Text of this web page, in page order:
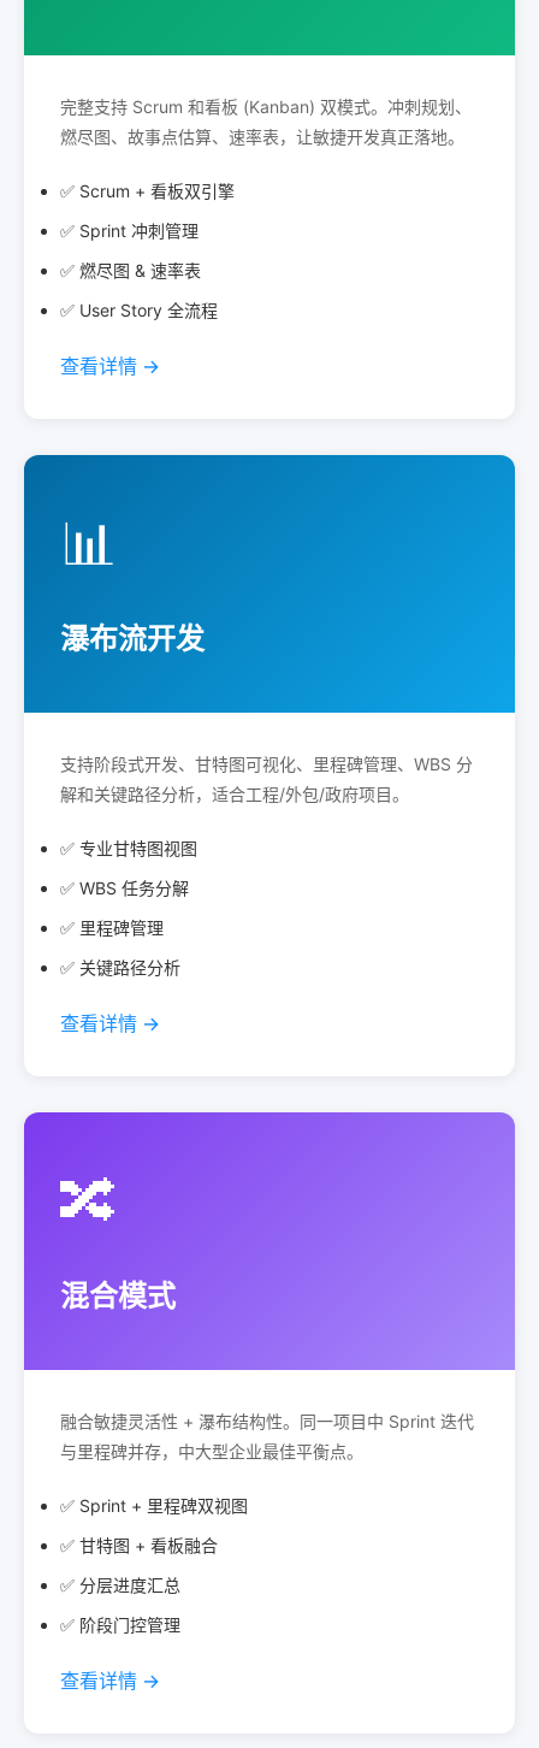
完整支持 Scrum 和看板 (Kanban) 双模式。冲刺规划、
燃尽图、故事点估算、速率表，让敏捷开发真正落地。
✅ Scrum + 看板双引擎
✅ Sprint 冲刺管理
✅ 燃尽图 & 速率表
✅ User Story 全流程
查看详情 →
📊
瀑布流开发
支持阶段式开发、甘特图可视化、里程碑管理、WBS 分
解和关键路径分析，适合工程/外包/政府项目。
✅ 专业甘特图视图
✅ WBS 任务分解
✅ 里程碑管理
✅ 关键路径分析
查看详情 →
🔀
混合模式
融合敏捷灵活性 + 瀑布结构性。同一项目中 Sprint 迭代
与里程碑并存，中大型企业最佳平衡点。
✅ Sprint + 里程碑双视图
✅ 甘特图 + 看板融合
✅ 分层进度汇总
✅ 阶段门控管理
查看详情 →